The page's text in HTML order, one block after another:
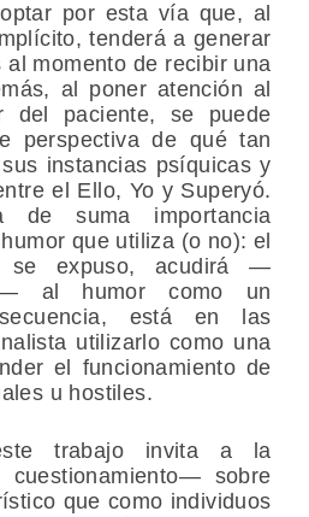
por esta vía que, al
tenderá a generar
al momento de recibir una
al poner atención al
del paciente, se puede
perspectiva de qué tan
instancias psíquicas y
el Ello, Yo y Superyó.
de suma importancia
que utiliza (o no): el
se expuso, acudirá —
al humor como un
está en las
utilizarlo como una
el funcionamiento de
u hostiles.
trabajo invita a la
sobre
que como individuos